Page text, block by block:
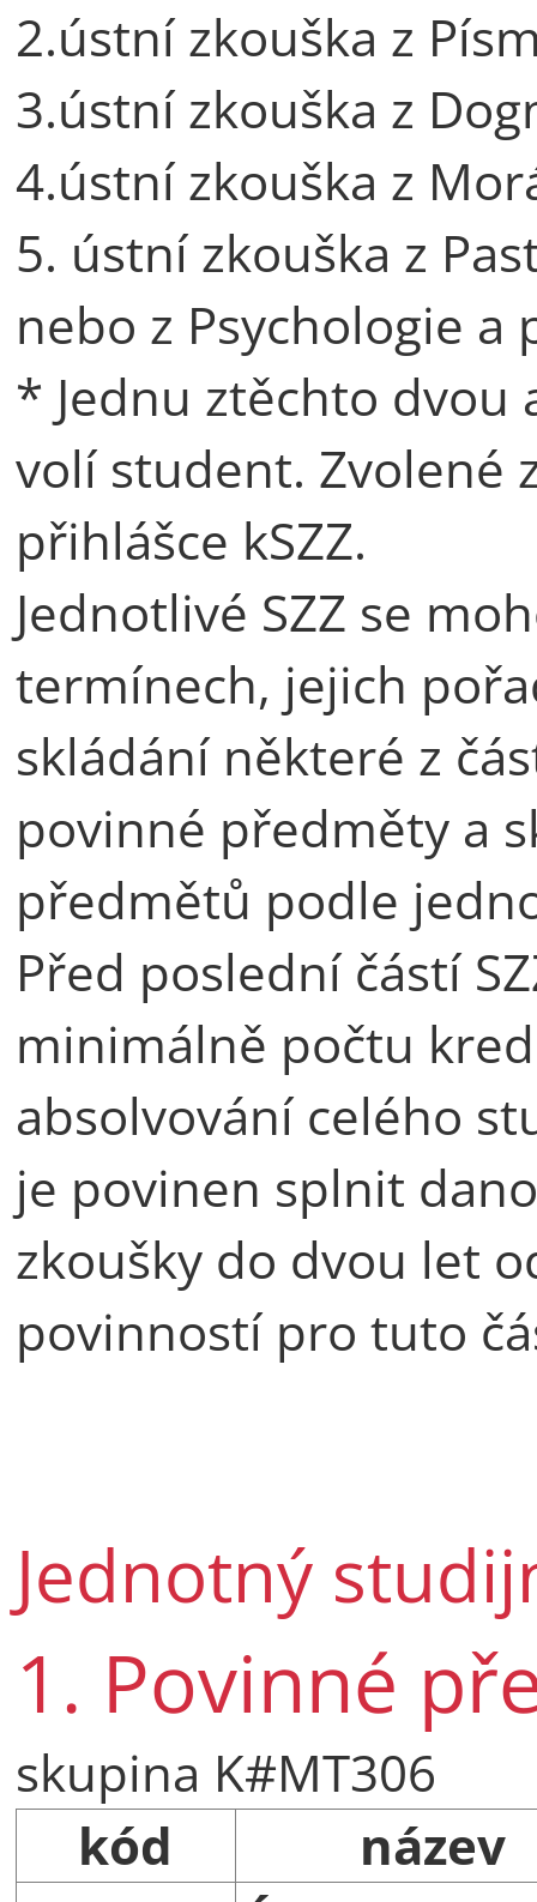
2.ústní zkouška z
3.ústní zkouška z
4.ústní zkouška z
5. ústní zkouška z
nebo z Psychologie a
* Jednu ztěchto dvou
volí student. Zvolené
přihlášce kSZZ.
Jednotlivé SZZ se
termínech, jejich
skládání některé z
povinné předměty a
předmětů podle
Před poslední částí
minimálně počtu
absolvování celého
je povinen splnit
zkoušky do dvou let
povinností pro tuto
Jednotný
1. Povinné
skupina K#MT306
kód
název